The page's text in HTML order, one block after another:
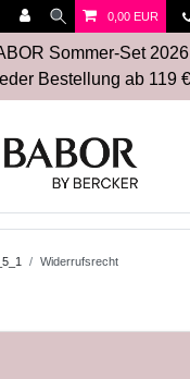
0,00 EUR
Sommer-Set
Bestellung ab 119 €
Widerrufsrecht